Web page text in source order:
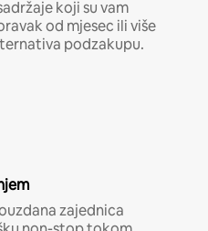
koji su vam
od mjesec ili više
podzakupu.
zajednica